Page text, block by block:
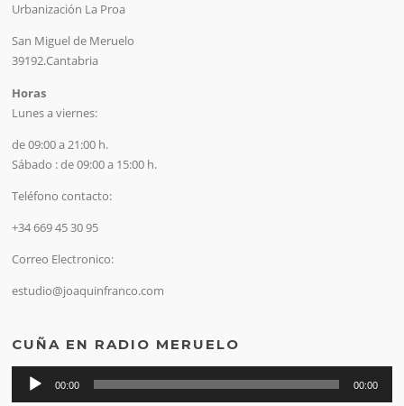
Urbanización La Proa
San Miguel de Meruelo
39192.Cantabria
Horas
Lunes a viernes:
de 09:00 a 21:00 h.
Sábado : de 09:00 a 15:00 h.
Teléfono contacto:
+34 669 45 30 95
Correo Electronico:
estudio@joaquinfranco.com
CUÑA EN RADIO MERUELO
Reproductor
00:00 00:00